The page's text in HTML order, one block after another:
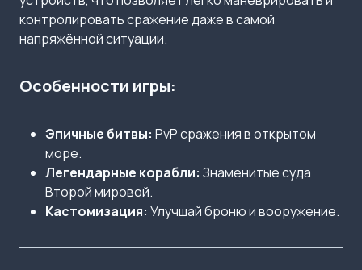
контролировать сражение даже в самой
напряжённой ситуации.
Особенности игры:
Эпичные битвы: PvP сражения в открытом
море.
Легендарные корабли: Знаменитые суда
Второй мировой.
Кастомизация: Улучшай броню и вооружение.